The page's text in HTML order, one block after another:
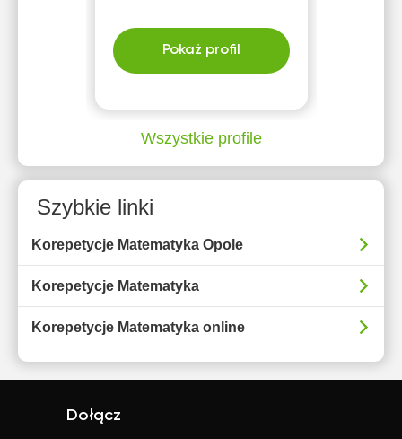
Pokaż profil
Wszystkie profile
Szybkie linki
Korepetycje Matematyka Opole
Korepetycje Matematyka
Korepetycje Matematyka online
Dołącz